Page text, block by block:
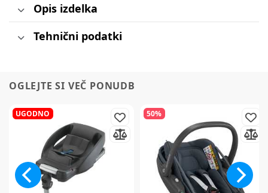
Opis izdelka
Tehnični podatki
OGLEJTE SI VEČ PONUDB
UGODNO 50%